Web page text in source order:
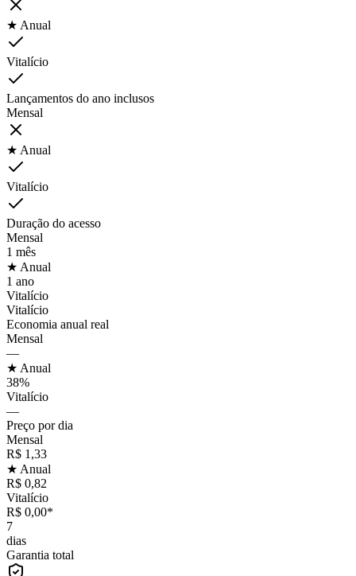
★ Anual
Vitalício
Lançamentos do ano inclusos
Mensal
★ Anual
Vitalício
Duração do acesso
Mensal
1 mês
★ Anual
1 ano
Vitalício
Vitalício
Economia anual real
Mensal
—
★ Anual
38%
Vitalício
—
Preço por dia
Mensal
R$ 1,33
★ Anual
R$ 0,82
Vitalício
R$ 0,00*
7
dias
Garantia total